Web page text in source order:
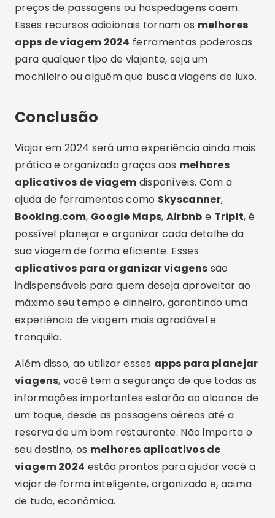
preços de passagens ou hospedagens caem.
Esses recursos adicionais tornam os melhores
apps de viagem 2024 ferramentas poderosas
para qualquer tipo de viajante, seja um
mochileiro ou alguém que busca viagens de luxo.
Conclusão
Viajar em 2024 será uma experiência ainda mais
prática e organizada graças aos melhores
aplicativos de viagem disponíveis. Com a
ajuda de ferramentas como Skyscanner,
Booking.com, Google Maps, Airbnb e TripIt, é
possível planejar e organizar cada detalhe da
sua viagem de forma eficiente. Esses
aplicativos para organizar viagens são
indispensáveis para quem deseja aproveitar ao
máximo seu tempo e dinheiro, garantindo uma
experiência de viagem mais agradável e
tranquila.
Além disso, ao utilizar esses apps para planejar
viagens, você tem a segurança de que todas as
informações importantes estarão ao alcance de
um toque, desde as passagens aéreas até a
reserva de um bom restaurante. Não importa o
seu destino, os melhores aplicativos de
viagem 2024 estão prontos para ajudar você a
viajar de forma inteligente, organizada e, acima
de tudo, econômica.